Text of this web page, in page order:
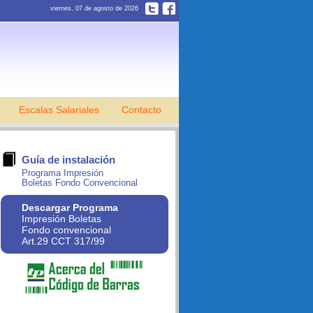
viernes, 07 de agosto de 2026
Escalas Salariales Contacto
Guía de instalación
Programa Impresión
Boletas Fondo Convencional
Descargar Programa
Impresión Boletas
Fondo convencional
Art.29 CCT 317/99